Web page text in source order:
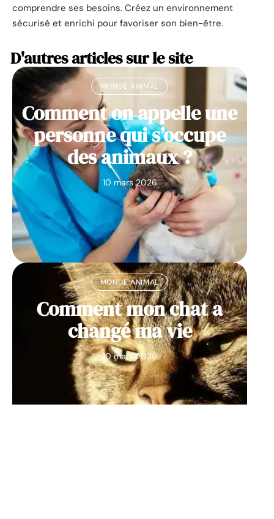
comprendre ses besoins. Créez un environnement
sécurisé et enrichi pour favoriser son bien-être.
D'autres articles sur le site
MONDE ANIMAL
Comment on appelle une
personne qui s’occupe
des animaux ?
10 mars 2026
MONDE ANIMAL
Comment mon chat a
changé ma vie
10 mars 2026